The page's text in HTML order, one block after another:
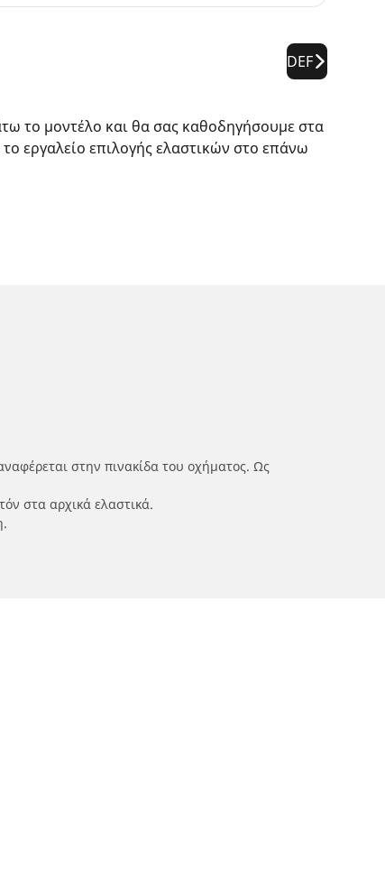
DEF
το μοντέλο και θα σας καθοδηγήσουμε στα
εργαλείο επιλογής ελαστικών στο επάνω
στην πινακίδα του οχήματος. Ως
στα αρχικά ελαστικά.